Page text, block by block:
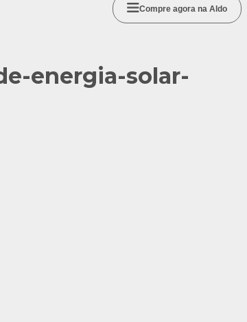
Compre agora na Aldo
energia-solar-